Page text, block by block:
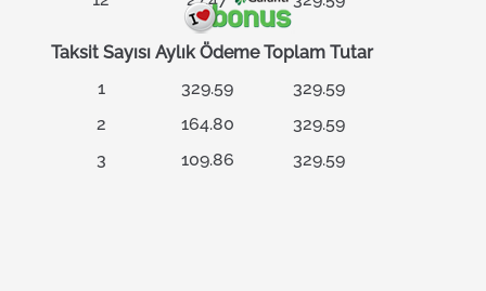
Taksit Sayısı Aylık Ödeme Toplam Tutar
1
329.59
329.59
2
164.80
329.59
3
109.86 329.59